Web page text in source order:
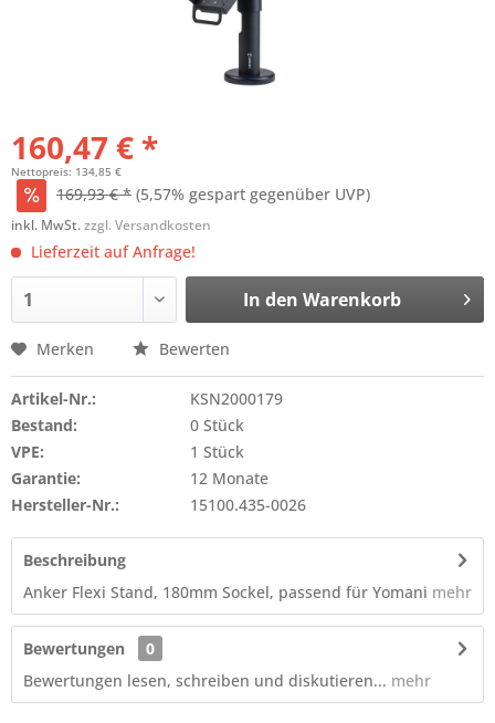
160,47 € *
Nettopreis: 134,85 €
169,93 € * (5,57% gespart gegenüber UVP)
inkl. MwSt.zzgl. Versandkosten
Lieferzeit auf Anfrage!
In den Warenkorb
Merken Bewerten
Artikel-Nr.:
KSN2000179
Bestand:
0 Stück
VPE:
1 Stück
Garantie:
12 Monate
Hersteller-Nr.:
15100.435-0026
Beschreibung
Anker Flexi Stand, 180mm Sockel, passend für Yomani mehr
Bewertungen
0
Bewertungen lesen, schreiben und diskutieren... mehr